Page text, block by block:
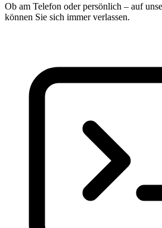
Ob am Telefon oder persönlich – auf
können Sie sich immer verlassen.